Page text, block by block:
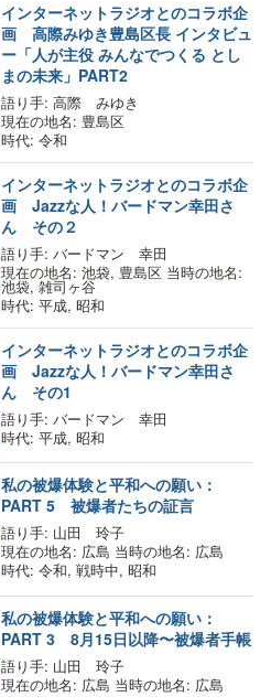
インターネットラジオとのコラボ企
画 高際みゆき豊島区長 インタビュ
ー「人が主役 みんなでつくる とし
まの未来」PART2
語り手: 高際 みゆき
現在の地名: 豊島区
時代: 令和
インターネットラジオとのコラボ企
画 Jazzな人！バードマン幸田さ
ん その２
語り手: バードマン 幸田
現在の地名: 池袋, 豊島区 当時の地名:
池袋, 雑司ヶ谷
時代: 平成, 昭和
インターネットラジオとのコラボ企
画 Jazzな人！バードマン幸田さ
ん その1
語り手: バードマン 幸田
時代: 平成, 昭和
私の被爆体験と平和への願い：
PART 5 被爆者たちの証言
語り手: 山田 玲子
現在の地名: 広島 当時の地名: 広島
時代: 令和, 戦時中, 昭和
私の被爆体験と平和への願い：
PART 3 8月15日以降〜被爆者手帳
語り手: 山田 玲子
現在の地名: 広島 当時の地名: 広島